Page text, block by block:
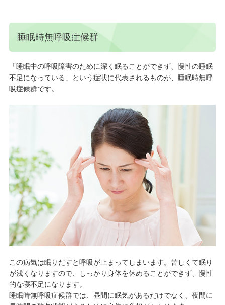
睡眠時無呼吸症候群
「睡眠中の呼吸障害のために深く眠ることができず、慢性の睡眠
不足になっている」という症状に代表されるものが、睡眠時無呼
吸症候群です。
この病気は眠りだすと呼吸が止まってしまいます。苦しくて眠り
が浅くなりますので、しっかり身体を休めることができず、慢性
的な寝不足になります。
睡眠時無呼吸症候群では、昼間に眠気があるだけでなく、夜間に